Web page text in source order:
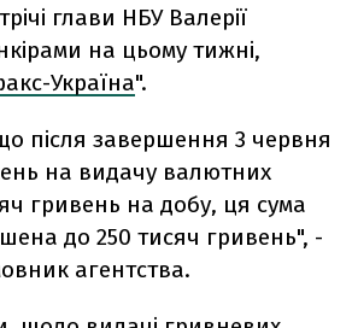
глави НБУ Валерії
на цьому тижні,
Україна".
після завершення 3 червня
на видачу валютних
гривень на добу, ця сума
до 250 тисяч гривень", -
агентства.